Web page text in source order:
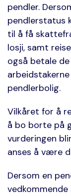
pendler.
pendlerstatus
til å få
losji, samt
også betale
pendlerbolig.
Vilkåret for å
å bo borte på
vurderingen
anses å være
Dersom en